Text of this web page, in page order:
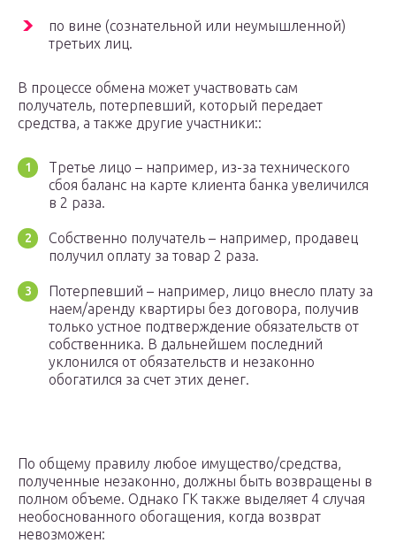
по вине (сознательной или неумышленной)
третьих лиц.
В процессе обмена может участвовать сам
получатель, потерпевший, который передает
средства, а также другие участники::
Третье лицо – например, из-за технического
сбоя баланс на карте клиента банка увеличился
в 2 раза.
Собственно получатель – например, продавец
получил оплату за товар 2 раза.
Потерпевший – например, лицо внесло плату за
наем/аренду квартиры без договора, получив
только устное подтверждение обязательств от
собственника. В дальнейшем последний
уклонился от обязательств и незаконно
обогатился за счет этих денег.
По общему правилу любое имущество/средства,
полученные незаконно, должны быть возвращены в
полном объеме. Однако ГК также выделяет 4 случая
необоснованного обогащения, когда возврат
невозможен: